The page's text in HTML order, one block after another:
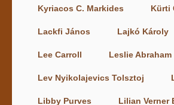
Kyriacos C. Markides Kürti
Lackfi János Lajkó Károly
Lee Carroll Leslie Abraham
Lev Nyikolajevics Tolsztoj
Libby Purves Lilian Verner